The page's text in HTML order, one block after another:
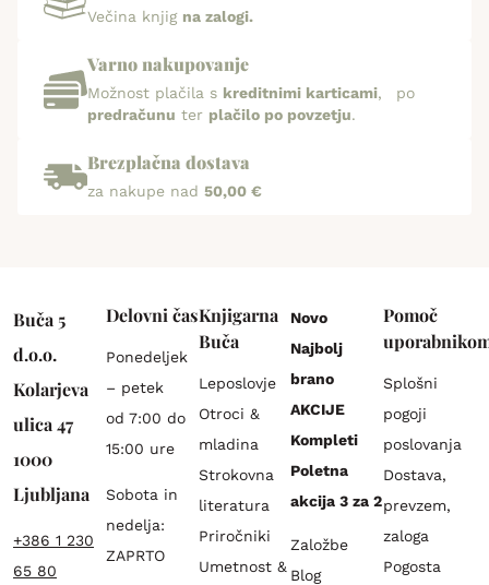
Večina knjig na zalogi.
Varno nakupovanje
Možnost plačila s kreditnimi karticami, po
predračunu ter plačilo po povzetju.
Brezplačna dostava
za nakupe nad 50,00 €
Buča 5
d.o.o.
Kolarjeva
ulica 47
1000
Ljubljana
+386 1 230
65 80
Delovni čas
Ponedeljek
– petek
od 7:00 do
15:00 ure
Sobota in
nedelja:
ZAPRTO
Knjigarna
Buča
Leposlovje
Otroci &
mladina
Strokovna
literatura
Priročniki
Umetnost &
Novo
Najbolj
brano
AKCIJE
Kompleti
Poletna
akcija 3 za 2
Založbe
Blog
Pomoč
Splošni
pogoji
poslovanja
Dostava,
prevzem,
zaloga
Pogosta